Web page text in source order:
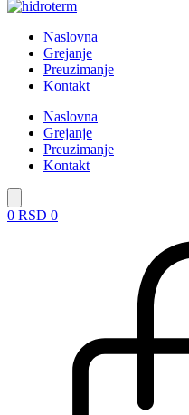
Naslovna
Grejanje
Preuzimanje
Kontakt
Naslovna
Grejanje
Preuzimanje
Kontakt
0 RSD 0